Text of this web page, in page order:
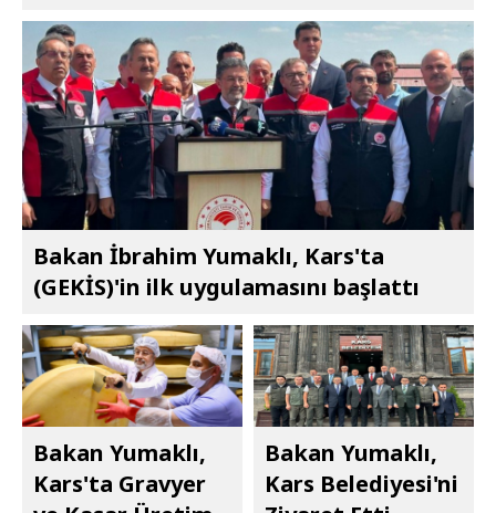
Bakan İbrahim Yumaklı, Kars'ta
(GEKİS)'in ilk uygulamasını başlattı
Bakan Yumaklı,
Kars'ta Gravyer
Bakan Yumaklı,
Kars Belediyesi'ni